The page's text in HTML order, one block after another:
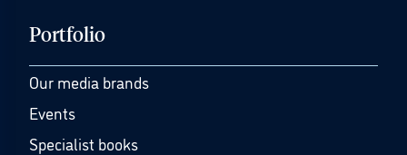
Portfolio
Our media brands
Events
Specialist books